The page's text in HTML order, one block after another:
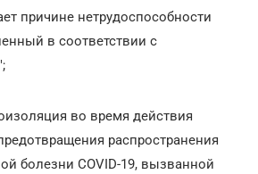
причине нетрудоспособности
в соответствии с
во время действия
распространения
болезни COVID-19, вызванной